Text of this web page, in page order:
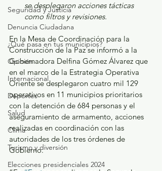
Seguridad y Justicia
Denuncia Ciudadana
¿Qué pasa en tus municipios?
Opinión
Internacional
Deportes
Salud
Clima
Turismo y diversión
Elecciones presidenciales 2024
se desplegaron acciones tácticas
como filtros y revisiones.
En la Mesa de Coordinación para la
Construcción de la Paz se informó a la
Gobernadora Delfina Gómez Álvarez que
en el marco de la Estrategia Operativa
Oriente se desplegaron cuatro mil 129
operativos en 11 municipios prioritarios
con la detención de 684 personas y el
aseguramiento de armamento, acciones
realizadas en coordinación con las
autoridades de los tres órdenes de
Gobierno.